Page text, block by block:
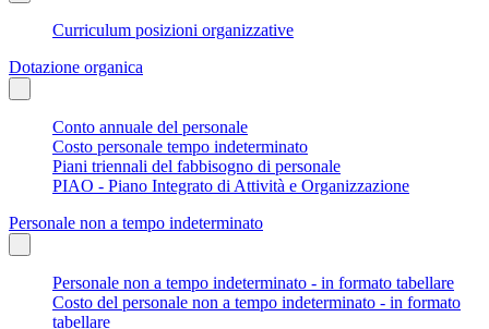
Curriculum posizioni organizzative
Dotazione organica
Conto annuale del personale
Costo personale tempo indeterminato
Piani triennali del fabbisogno di personale
PIAO - Piano Integrato di Attività e Organizzazione
Personale non a tempo indeterminato
Personale non a tempo indeterminato - in formato tabellare
Costo del personale non a tempo indeterminato - in formato
tabellare